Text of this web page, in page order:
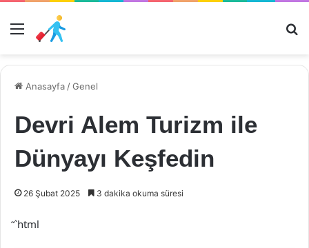
Menü
Anasayfa /Genel
Devri Alem Turizm ile
Dünyayı Keşfedin
26 Şubat 2025 3 dakika okuma süresi
“`html